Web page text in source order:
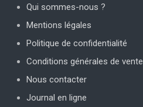
Qui sommes-nous ?
Mentions légales
Politique de confidentialité
Conditions générales de vente
Nous contacter
Journal en ligne